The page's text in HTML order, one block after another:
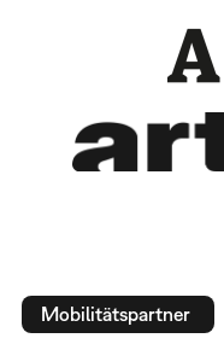
Mobilitätspartner